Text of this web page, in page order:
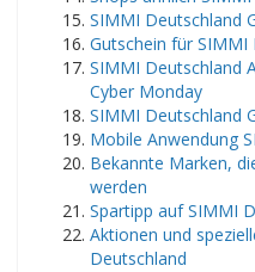
SIMMI Deutschland
Gutschein für SIMMI
SIMMI Deutschland
Cyber ​​​​Monday
SIMMI Deutschland
Mobile Anwendung
Bekannte Marken,
werden
Spartipp auf SIMMI
Aktionen und
Deutschland